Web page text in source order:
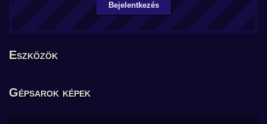
Bejelentkezés
Eszközök
Gépsarok képek